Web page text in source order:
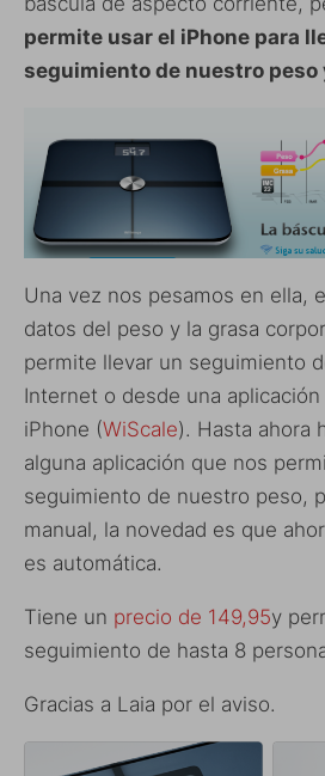
permite usar el iPhone para
seguimiento de nuestro peso
Una vez nos pesamos en ella,
datos del peso y la grasa
permite llevar un seguimiento
Internet o desde una
iPhone (WiScale). Hasta ahora
alguna aplicación que nos
seguimiento de nuestro peso,
manual, la novedad es que
es automática.
Tiene un precio de 149,95y
seguimiento de hasta 8
Gracias a Laia por el aviso.